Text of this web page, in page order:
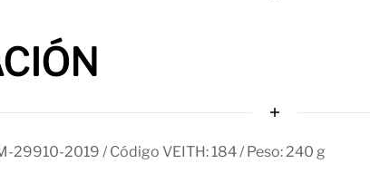
29910-2019 / Código VEITH: 184 / Peso: 240 g